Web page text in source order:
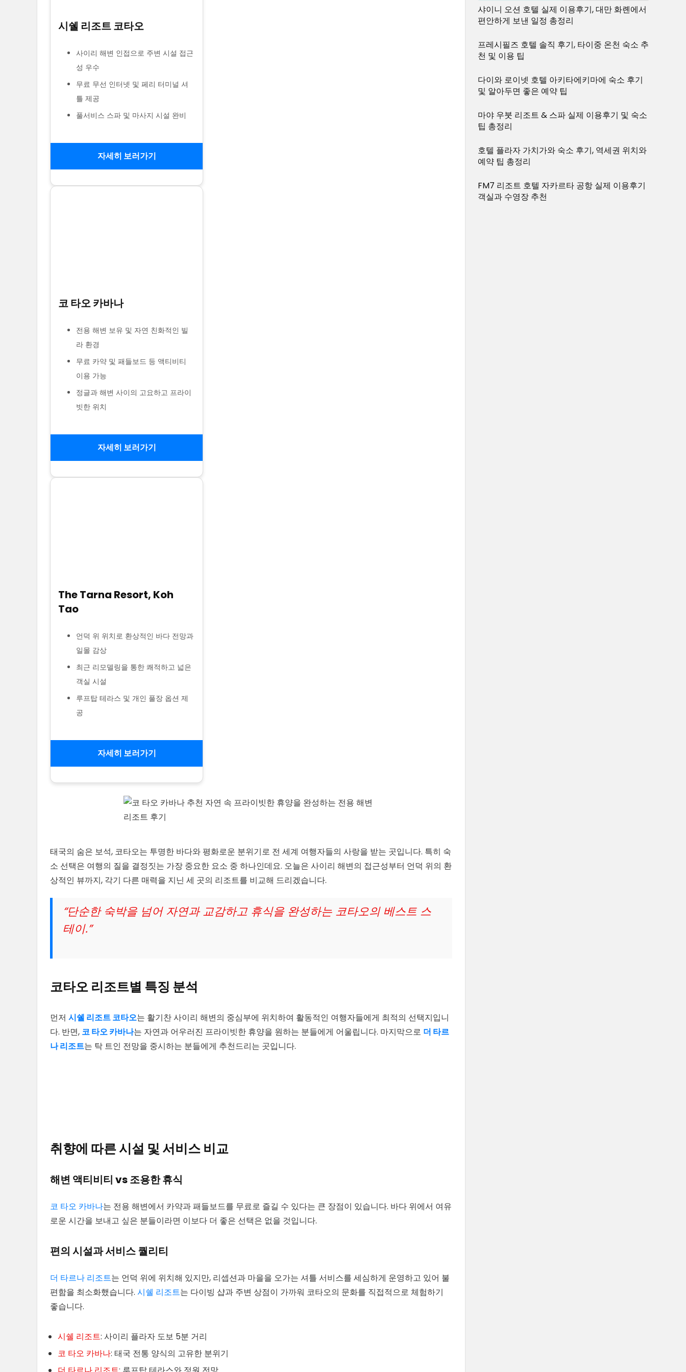
시쉘 리조트 코타오
사이리 해변 인접으로 주변 시설 접근
성 우수
무료 무선 인터넷 및 페리 터미널 셔
틀 제공
풀서비스 스파 및 마사지 시설 완비
자세히 보러가기
코 타오 카바나
전용 해변 보유 및 자연 친화적인 빌
라 환경
무료 카약 및 패들보드 등 액티비티
이용 가능
정글과 해변 사이의 고요하고 프라이
빗한 위치
자세히 보러가기
The Tarna Resort, Koh
Tao
언덕 위 위치로 환상적인 바다 전망과
일몰 감상
최근 리모델링을 통한 쾌적하고 넓은
객실 시설
루프탑 테라스 및 개인 풀장 옵션 제
공
자세히 보러가기
태국의 숨은 보석, 코타오는 투명한 바다와 평화로운 분위기로 전 세계 여행자들의 사랑을 받는 곳입니다. 특히 숙
소 선택은 여행의 질을 결정짓는 가장 중요한 요소 중 하나인데요. 오늘은 사이리 해변의 접근성부터 언덕 위의 환
상적인 뷰까지, 각기 다른 매력을 지닌 세 곳의 리조트를 비교해 드리겠습니다.
“단순한 숙박을 넘어 자연과 교감하고 휴식을 완성하는 코타오의 베스트 스
테이.”
코타오 리조트별 특징 분석
먼저 시쉘 리조트 코타오는 활기찬 사이리 해변의 중심부에 위치하여 활동적인 여행자들에게 최적의 선택지입니
다. 반면, 코 타오 카바나는 자연과 어우러진 프라이빗한 휴양을 원하는 분들에게 어울립니다. 마지막으로 더 타르
나 리조트는 탁 트인 전망을 중시하는 분들에게 추천드리는 곳입니다.
취향에 따른 시설 및 서비스 비교
해변 액티비티 vs 조용한 휴식
코 타오 카바나는 전용 해변에서 카약과 패들보드를 무료로 즐길 수 있다는 큰 장점이 있습니다. 바다 위에서 여유
로운 시간을 보내고 싶은 분들이라면 이보다 더 좋은 선택은 없을 것입니다.
편의 시설과 서비스 퀄리티
더 타르나 리조트는 언덕 위에 위치해 있지만, 리셉션과 마을을 오가는 셔틀 서비스를 세심하게 운영하고 있어 불
편함을 최소화했습니다. 시쉘 리조트는 다이빙 샵과 주변 상점이 가까워 코타오의 문화를 직접적으로 체험하기
좋습니다.
시쉘 리조트: 사이리 플라자 도보 5분 거리
코 타오 카바나: 태국 전통 양식의 고유한 분위기
샤이니 오션 호텔 실제 이용후기, 대만 화롄에서
편안하게 보낸 일정 총정리
프레시필즈 호텔 솔직 후기, 타이중 온천 숙소 추
천 및 이용 팁
다이와 로이넷 호텔 아키타에키마에 숙소 후기
및 알아두면 좋은 예약 팁
마야 우붓 리조트 & 스파 실제 이용후기 및 숙소
팁 총정리
호텔 플라자 가치가와 숙소 후기, 역세권 위치와
예약 팁 총정리
FM7 리조트 호텔 자카르타 공항 실제 이용후기
객실과 수영장 추천